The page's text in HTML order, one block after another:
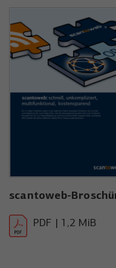
scantoweb-
PDF | 1,2 MiB